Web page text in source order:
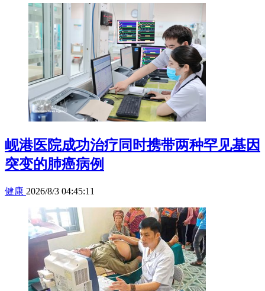
岘港医院成功治疗同时携带两种罕见基因
突变的肺癌病例
健康 2026/8/3 04:45:11